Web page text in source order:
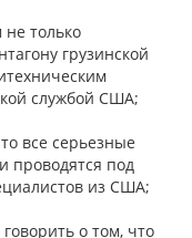
не только
грузинской
службой США;
все серьезные
проводятся под
из США;
о том, что